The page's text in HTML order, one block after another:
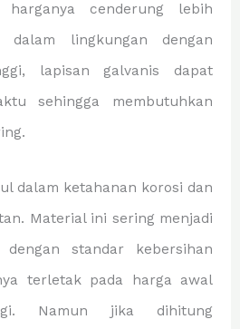
cenderung lebih
dalam lingkungan dengan
lapisan galvanis dapat
sehingga membutuhkan
dalam ketahanan korosi dan
Material ini sering menjadi
standar kebersihan
terletak pada harga awal
Namun jika dihitung